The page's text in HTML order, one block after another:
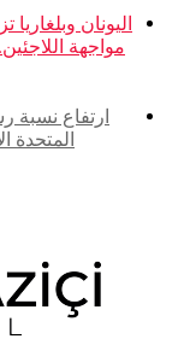
اليونان
ارتفاع نسبة